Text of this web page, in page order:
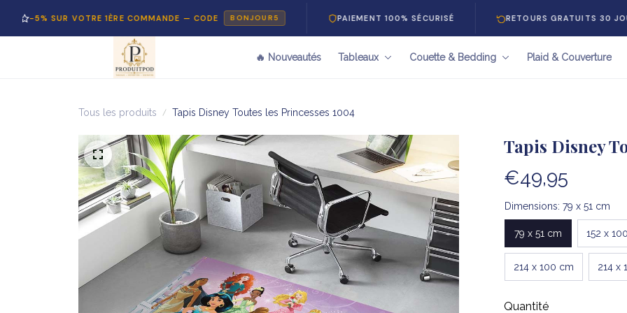
VOTRE 1ÈRE COMMANDE — CODE BONJOUR5 PAIEMENT 100% SÉCURISÉ RETOURS GRATUITS 30 JOURS
🔥 Nouveautés Tableaux Couette & Bedding Plaid & Couverture
Tous les produits Tapis Disney Toutes les Princesses 1004
Tapis Disney
€49,95
Dimensions: 79 x 51 cm
79 x 51 cm 152 x
214 x 100 cm 214 x
Quantité